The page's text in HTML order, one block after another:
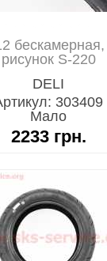
рисунок S-220
DELI
303409
Мало
2233 грн.